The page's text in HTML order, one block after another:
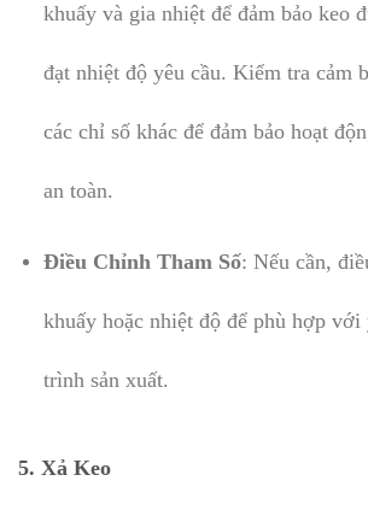
khuấy và gia nhiệt để đảm bảo keo
đạt nhiệt độ yêu cầu. Kiểm tra cảm
các chỉ số khác để đảm bảo hoạt
an toàn.
Điều Chỉnh Tham Số: Nếu cần,
khuấy hoặc nhiệt độ để phù hợp với
trình sản xuất.
5. Xả Keo